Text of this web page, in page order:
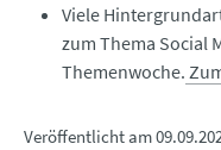
Viele
zum Thema Social
Themenwoche.
Veröffentlicht am